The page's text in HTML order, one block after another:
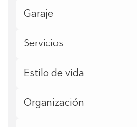
Garaje
Servicios
Estilo de vida
Organización